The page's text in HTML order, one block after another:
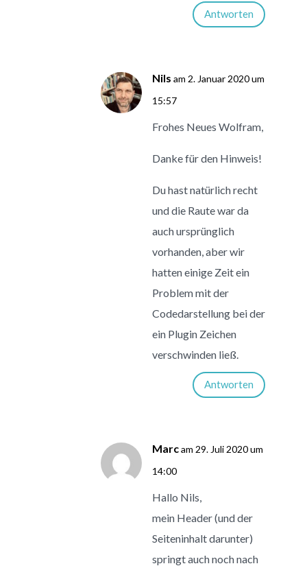
Antworten
Nils am 2. Januar 2020 um
15:57
Frohes Neues Wolfram,
Danke für den Hinweis!
Du hast natürlich recht
und die Raute war da
auch ursprünglich
vorhanden, aber wir
hatten einige Zeit ein
Problem mit der
Codedarstellung bei der
ein Plugin Zeichen
verschwinden ließ.
Antworten
Marcam 29. Juli 2020 um
14:00
Hallo Nils,
mein Header (und der
Seiteninhalt darunter)
springt auch noch nach